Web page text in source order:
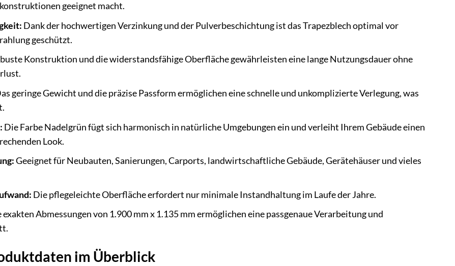
geeignet macht.
Dank der hochwertigen Verzinkung und der Pulverbeschichtung ist das Trapezblech optimal vor
geschützt.
Konstruktion und die widerstandsfähige Oberfläche gewährleisten eine lange Nutzungsdauer ohne
geringe Gewicht und die präzise Passform ermöglichen eine schnelle und unkomplizierte Verlegung, was
Die Farbe Nadelgrün fügt sich harmonisch in natürliche Umgebungen ein und verleiht Ihrem Gebäude einen
Look.
Geeignet für Neubauten, Sanierungen, Carports, landwirtschaftliche Gebäude, Gerätehäuser und vieles
Die pflegeleichte Oberfläche erfordert nur minimale Instandhaltung im Laufe der Jahre.
exakten Abmessungen von 1.900 mm x 1.135 mm ermöglichen eine passgenaue Verarbeitung und
im Überblick